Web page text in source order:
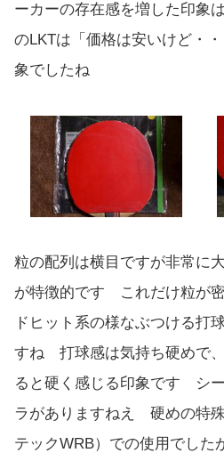
ーカーの存在感を増した印象
のLKTは「価格は安いけど・
象でしたね
粒の配列は横目ですが非常に
が特徴的です これだけ粒が
ドヒット系の様なぶつける打
すね 打球感は気持ち硬めで
ると硬く感じる印象です シ
ラがありますねえ 硬めの特
テックWRB）での使用でした